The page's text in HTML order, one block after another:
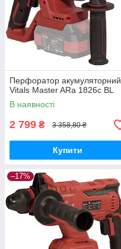
Перфоратор акумуляторний
Vitals Master ARa 1826c BL
В наявності
2 799 ₴ 3 358,80 ₴
Купити
–17%